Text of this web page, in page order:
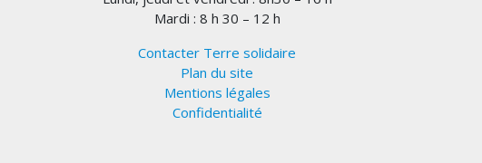
Mardi : 8 h 30 – 12 h
Contacter Terre solidaire
Plan du site
Mentions légales
Confidentialité